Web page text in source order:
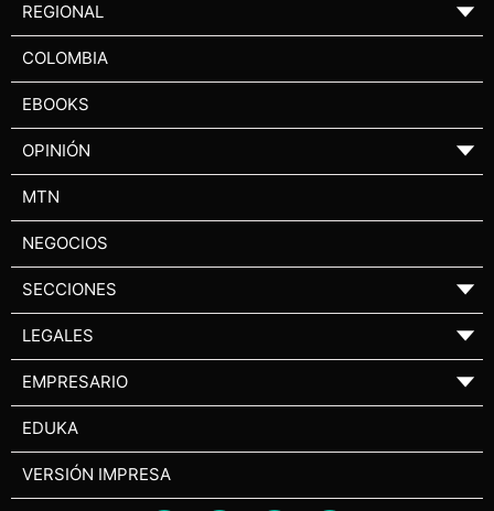
REGIONAL ▼
COLOMBIA
EBOOKS
OPINIÓN ▼
MTN
NEGOCIOS
SECCIONES ▼
LEGALES ▼
EMPRESARIO ▼
EDUKA
VERSIÓN IMPRESA